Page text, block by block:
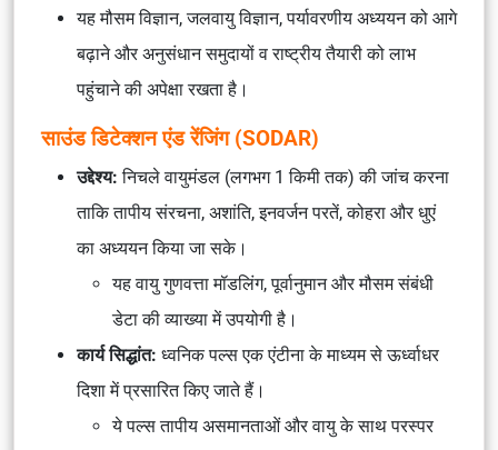
यह मौसम विज्ञान, जलवायु विज्ञान, पर्यावरणीय अध्ययन को आगे
बढ़ाने और अनुसंधान समुदायों व राष्ट्रीय तैयारी को लाभ
पहुंचाने की अपेक्षा रखता है।
साउंड डिटेक्शन एंड रेंजिंग (SODAR)
उद्देश्य: निचले वायुमंडल (लगभग 1 किमी तक) की जांच करना
ताकि तापीय संरचना, अशांति, इनवर्जन परतें, कोहरा और धुएं
का अध्ययन किया जा सके।
यह वायु गुणवत्ता मॉडलिंग, पूर्वानुमान और मौसम संबंधी
डेटा की व्याख्या में उपयोगी है।
कार्य सिद्धांत: ध्वनिक पल्स एक एंटीना के माध्यम से ऊर्ध्वाधर
दिशा में प्रसारित किए जाते हैं।
ये पल्स तापीय असमानताओं और वायु के साथ परस्पर